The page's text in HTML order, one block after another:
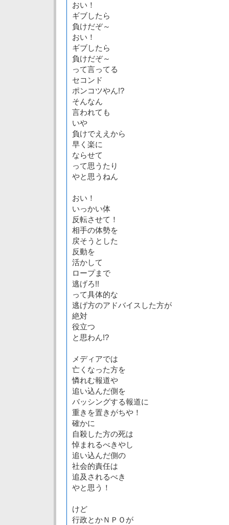
おい！
ギブしたら
負けだぞ～
おい！
ギブしたら
負けだぞ～
って言ってる
セコンド
ポンコツやん!?
そんなん
言われても
いや
負けでええから
早く楽に
ならせて
って思うたり
やと思うねん
おい！
いっかい体
反転させて！
相手の体勢を
戻そうとした
反動を
活かして
ロープまで
逃げろ!!
って具体的な
逃げ方のアドバイスした方が
絶対
役立つ
と思わん!?
メディアでは
亡くなった方を
憐れむ報道や
追い込んだ側を
バッシングする報道に
重きを置きがちや！
確かに
自殺した方の死は
悼まれるべきやし
追い込んだ側の
社会的責任は
追及されるべき
やと思う！
けど
行政とかＮＰＯが